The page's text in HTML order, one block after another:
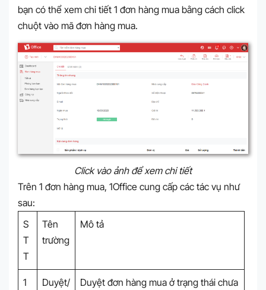
bạn có thể xem chi tiết 1 đơn hàng mua bằng cách click
chuột vào mã đơn hàng mua.
Click vào ảnh để xem chi tiết
Trên 1 đơn hàng mua, 1Office cung cấp các tác vụ như
sau:
S
T
T
Tên
trường
Mô tả
1
Duyệt/
Duyệt đơn hàng mua ở trạng thái chưa